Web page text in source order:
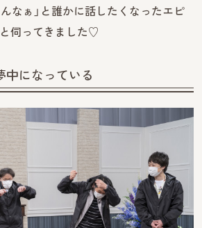
んなぁ」と誰かに話したくなったエピ
伺ってきました♡
中になっている